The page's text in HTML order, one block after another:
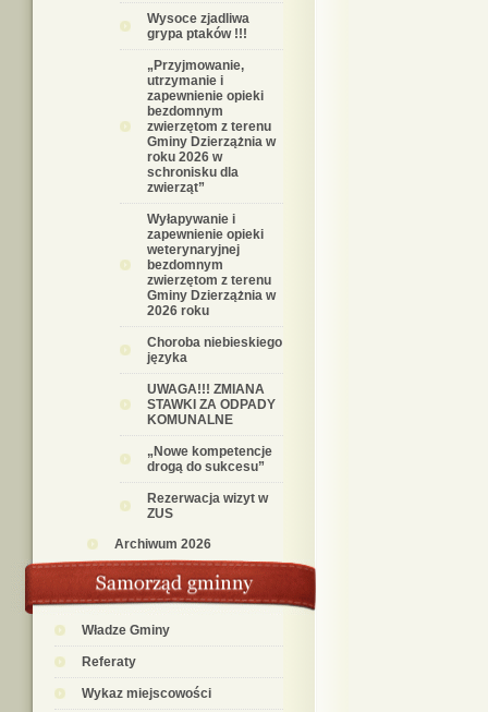
Wysoce zjadliwa
grypa ptaków !!!
„Przyjmowanie,
utrzymanie i
zapewnienie opieki
bezdomnym
zwierzętom z terenu
Gminy Dzierzążnia w
roku 2026 w
schronisku dla
zwierząt”
Wyłapywanie i
zapewnienie opieki
weterynaryjnej
bezdomnym
zwierzętom z terenu
Gminy Dzierzążnia w
2026 roku
Choroba niebieskiego
języka
UWAGA!!! ZMIANA
STAWKI ZA ODPADY
KOMUNALNE
„Nowe kompetencje
drogą do sukcesu”
Rezerwacja wizyt w
ZUS
Archiwum 2026
Władze Gminy
Referaty
Wykaz miejscowości